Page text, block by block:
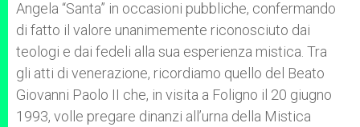
Angela “Santa” in occasioni pubbliche, confermando
di fatto il valore unanimemente riconosciuto dai
teologi e dai fedeli alla sua esperienza mistica. Tra
gli atti di venerazione, ricordiamo quello del Beato
Giovanni Paolo II che, in visita a Foligno il 20 giugno
1993, volle pregare dinanzi all’urna della Mistica